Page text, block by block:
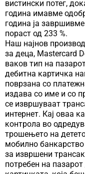
вистински потег,
година имавме
година ја
пораст од 233 %.
Наш најнов
за деца, Mastercard
ваков тип на
дебитна картичка
поврзана со
издава со име и со
се извршуваат
интернет. Кај оваа
контрола во
трошењето на
мобилно
за извршени
потребен на